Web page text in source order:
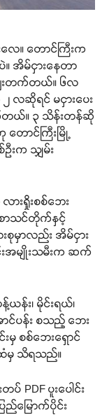
ေ။ တောင်ကြီးက
။ အိမ်ငှားနေတာ
းတက်တယ်။ ၆လ
လဆိုရင် မငှားပေး
တယ်။ ၃ သိန်းတန်ဆို
ောင်ကြီးမြို့
းက သျှမ်း
ားရှိုးစစ်ဘေး
စာသင်တိုက်နှင့်
စုမှာလည်း အိမ်ငှား
းအမျိုးသမီးက ဆက်
န်း၊ မိုင်းရယ်၊
ောင်ပန်း စသည့် ဘေး
မှ စစ်ဘေးရှောင်
ထံမှ သိရသည်။
PDF ပူးပေါင်း
မြောက်ပိုင်း